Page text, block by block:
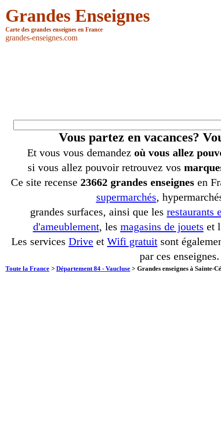
Grandes Enseignes
Carte des grandes enseignes en France
grandes-enseignes.com
Vous partez en vacances?
Et vous vous demandez où vous allez
si vous allez pouvoir retrouvez vos
Ce site recense 23662 grandes enseignes en
supermarchés,
grandes surfaces, ainsi que les restaurants
d'ameublement, les magasins de jouets et
Les services Drive et Wifi gratuit sont
par ces enseignes.
Toute la France > Département 84 - Vaucluse > Grandes enseignes à Sainte-